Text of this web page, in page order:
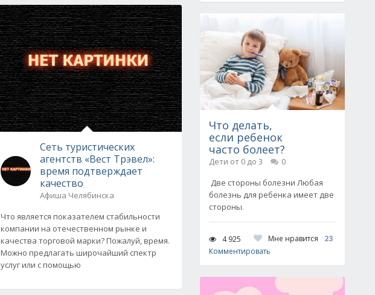
Сеть туристических
агентств «Вест Трэвел»:
время подтверждает
качество
Афиша Челябинска
Что является показателем стабильности
компании на отечественном рынке и
качества торговой марки? Пожалуй, время.
Можно предлагать широчайший спектр
услуг или с помощью
Что делать,
если ребенок
часто болеет?
Дети от 0 до 3
0
Две стороны болезни Любая
болезнь для ребенка имеет две
стороны.
4 925 Мне нравится
23
Комментировать